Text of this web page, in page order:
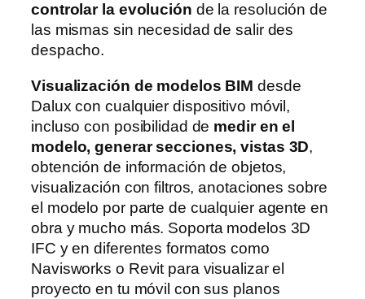
controlar la evolución de la resolución de
las mismas sin necesidad de salir des
despacho.
Visualización de modelos BIM desde
Dalux con cualquier dispositivo móvil,
incluso con posibilidad de medir en el
modelo, generar secciones, vistas 3D,
obtención de información de objetos,
visualización con filtros, anotaciones sobre
el modelo por parte de cualquier agente en
obra y mucho más. Soporta modelos 3D
IFC y en diferentes formatos como
Navisworks o Revit para visualizar el
proyecto en tu móvil con sus planos